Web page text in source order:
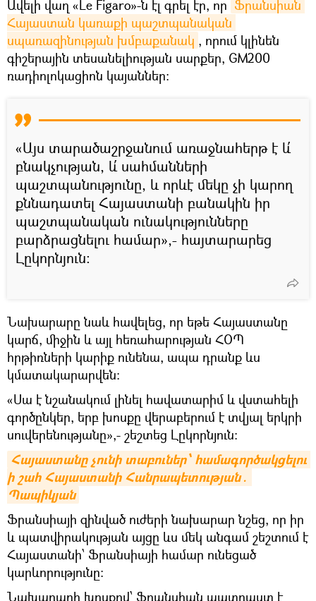
Ավելի վաղ «Le Figaro»-ն էլ գրել էր, որ Ֆրանսիան
Հայաստան կառաքի պաշտպանական
սպառազինության խմբաքանակ , որում կլինեն
գիշերային տեսանելիության սարքեր, GM200
ռադիոլոկացիոն կայաններ։
«Այս տարածաշրջանում առաջնահերթ է և՛
բնակչության, և՛ սահմանների
պաշտպանությունը, և որևէ մեկը չի կարող
քննադատել Հայաստանի բանակին իր
պաշտպանական ունակությունները
բարձրացնելու համար»,- հայտարարեց
Լըկորնյուն։
Նախարարը նաև հավելեց, որ եթե Հայաստանը
կարճ, միջին և այլ հեռահարության ՀՕՊ
հրթիռների կարիք ունենա, ապա դրանք ևս
կմատակարարվեն։
«Սա է նշանակում լինել հավատարիմ և վստահելի
գործընկեր, երբ խոսքը վերաբերում է տվյալ երկրի
սուվերենությանը»,- շեշտեց Լըկորնյուն։
Հայաստանը չունի տաբուներ՝ համագործակցելու
ի շահ Հայաստանի Հանրապետության․
Պապիկյան
Ֆրանսիայի զինված ուժերի նախարար նշեց, որ իր
և պատվիրակության այցը ևս մեկ անգամ շեշտում է
Հայաստանի՝ Ֆրանսիայի համար ունեցած
կարևորությունը։
Նախարարի խոսքով՝ Ֆրանսիան պատրաստ է